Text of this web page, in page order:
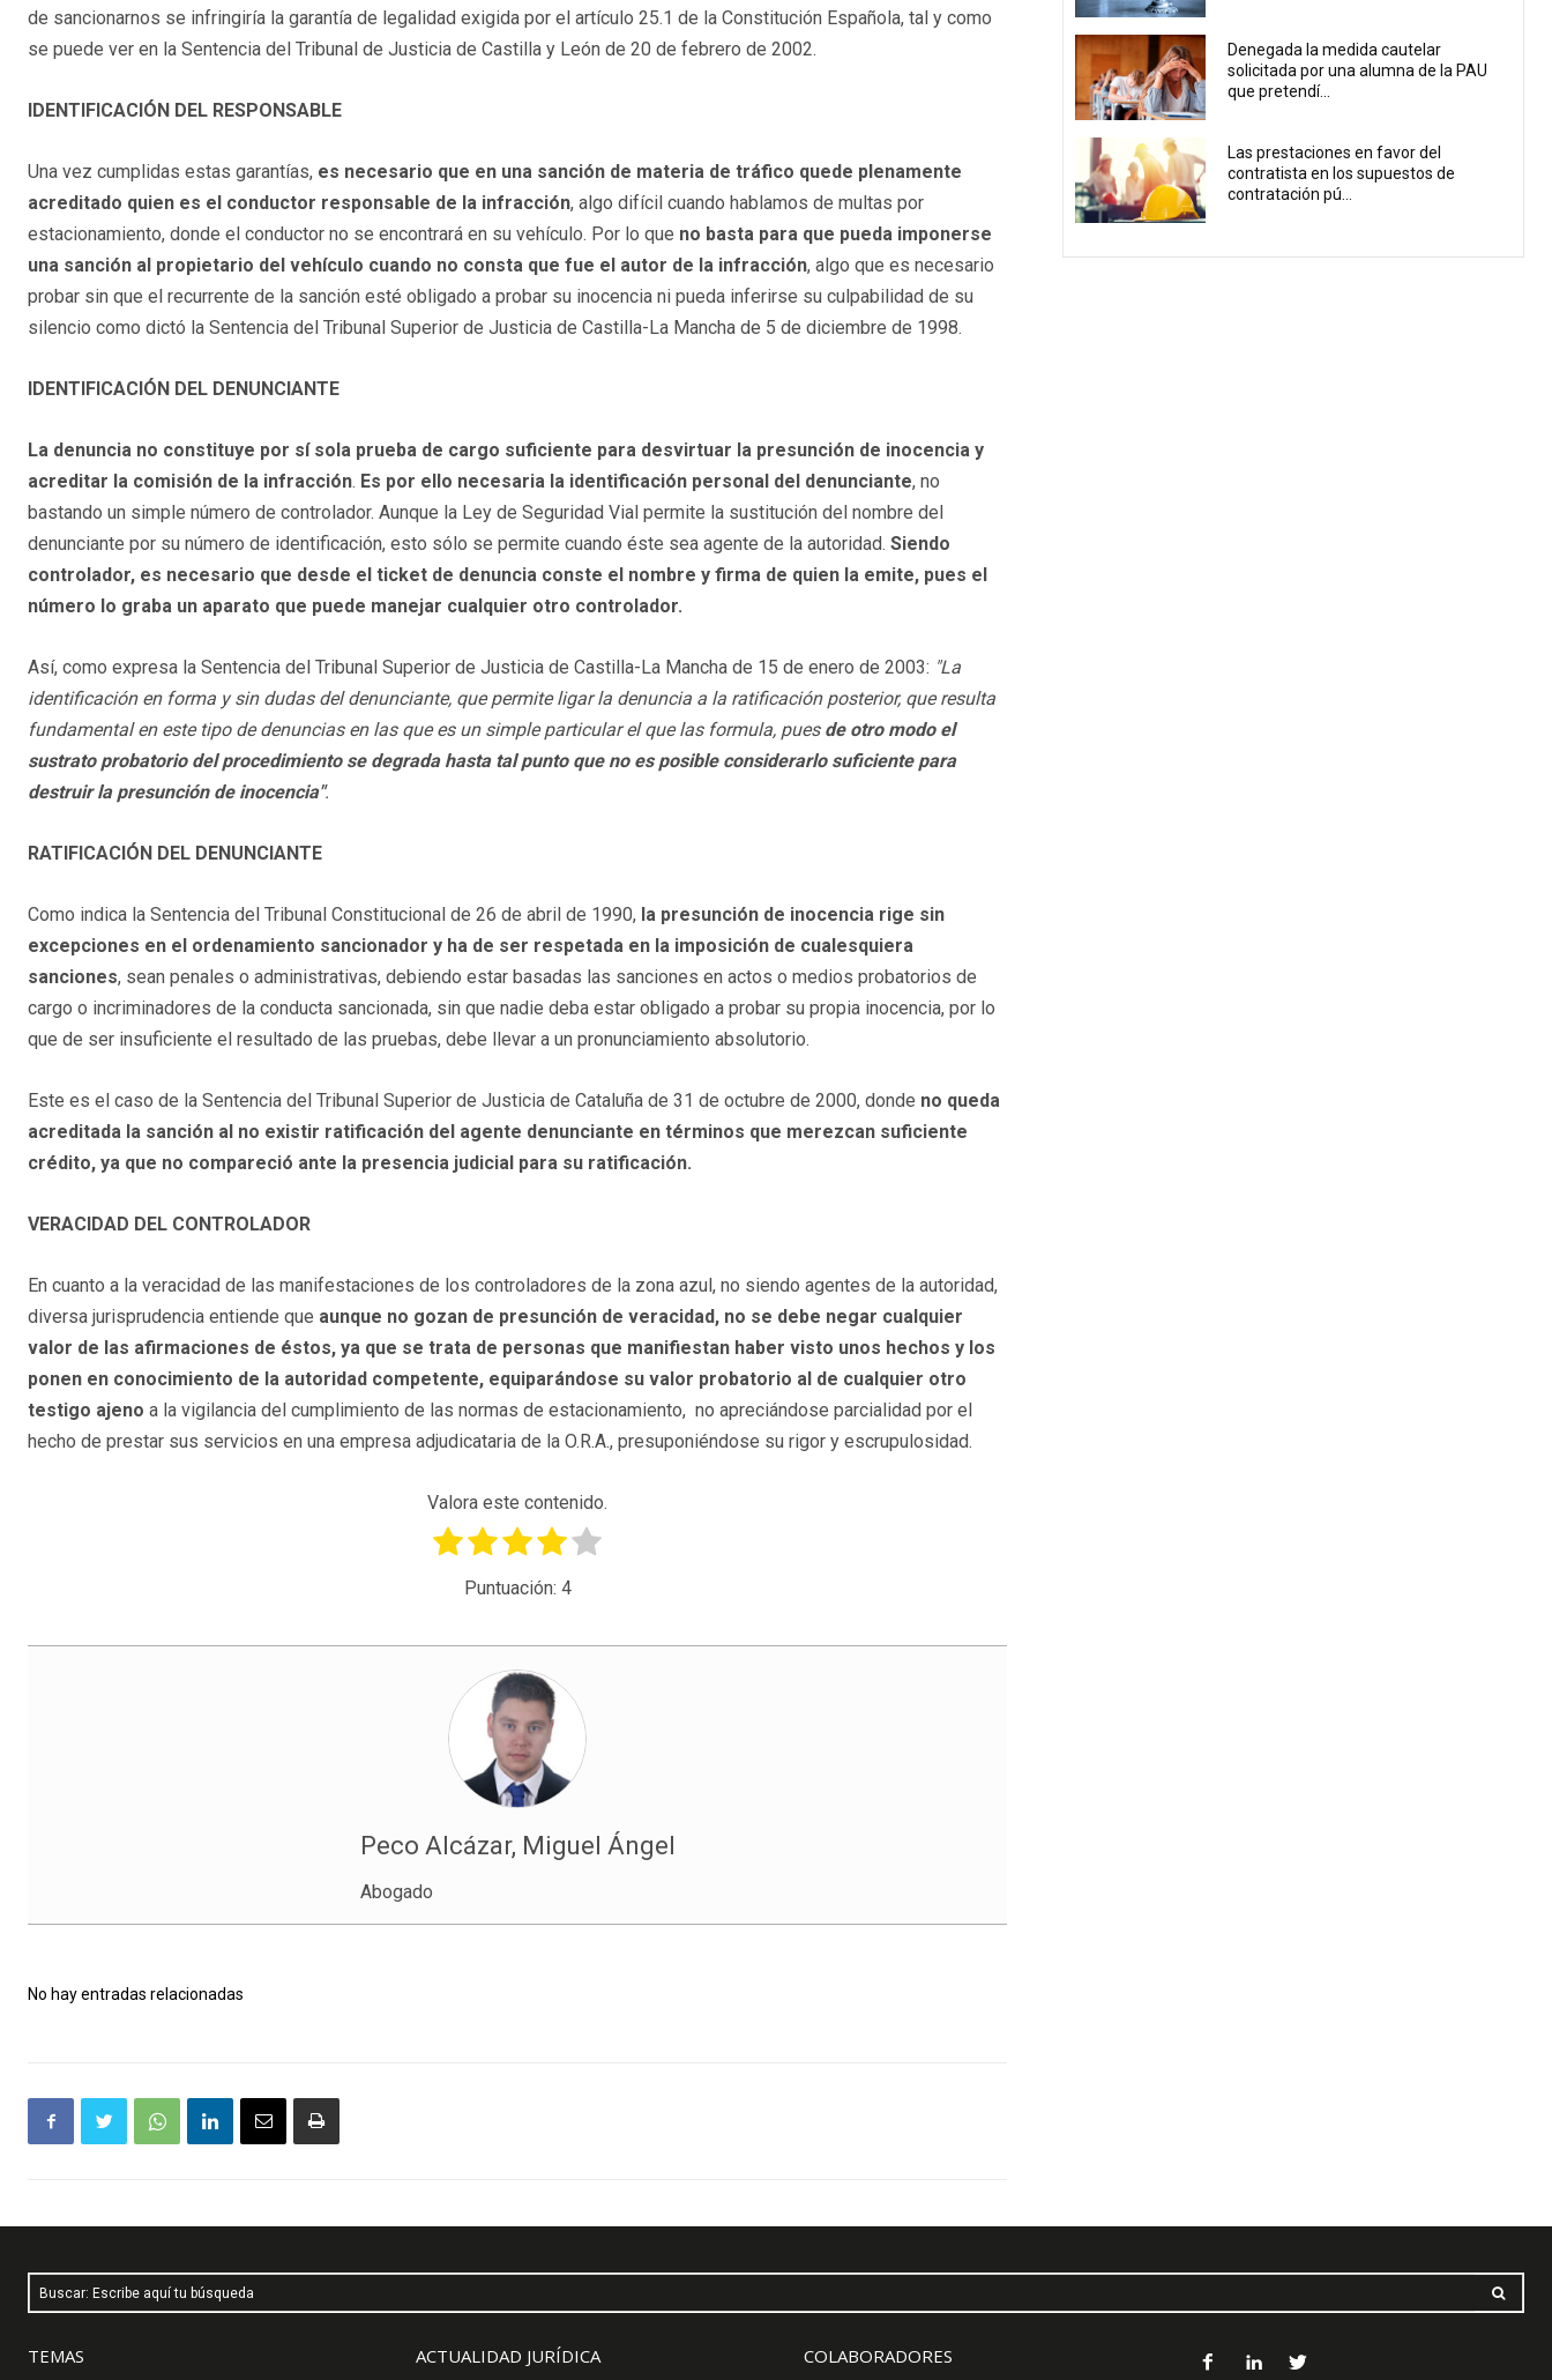
de sancionarnos se infringiría la garantía de legalidad exigida por el artículo 25.1 de la Constitución Española, tal y como
se puede ver en la Sentencia del Tribunal de Justicia de Castilla y León de 20 de febrero de 2002.
IDENTIFICACIÓN DEL RESPONSABLE
Una vez cumplidas estas garantías, es necesario que en una sanción de materia de tráfico quede plenamente
acreditado quien es el conductor responsable de la infracción, algo difícil cuando hablamos de multas por
estacionamiento, donde el conductor no se encontrará en su vehículo. Por lo que no basta para que pueda imponerse
una sanción al propietario del vehículo cuando no consta que fue el autor de la infracción, algo que es necesario
probar sin que el recurrente de la sanción esté obligado a probar su inocencia ni pueda inferirse su culpabilidad de su
silencio como dictó la Sentencia del Tribunal Superior de Justicia de Castilla-La Mancha de 5 de diciembre de 1998.
IDENTIFICACIÓN DEL DENUNCIANTE
La denuncia no constituye por sí sola prueba de cargo suficiente para desvirtuar la presunción de inocencia y
acreditar la comisión de la infracción. Es por ello necesaria la identificación personal del denunciante, no
bastando un simple número de controlador. Aunque la Ley de Seguridad Vial permite la sustitución del nombre del
denunciante por su número de identificación, esto sólo se permite cuando éste sea agente de la autoridad. Siendo
controlador, es necesario que desde el ticket de denuncia conste el nombre y firma de quien la emite, pues el
número lo graba un aparato que puede manejar cualquier otro controlador.
Así, como expresa la Sentencia del Tribunal Superior de Justicia de Castilla-La Mancha de 15 de enero de 2003: "La
identificación en forma y sin dudas del denunciante, que permite ligar la denuncia a la ratificación posterior, que resulta
fundamental en este tipo de denuncias en las que es un simple particular el que las formula, pues de otro modo el
sustrato probatorio del procedimiento se degrada hasta tal punto que no es posible considerarlo suficiente para
destruir la presunción de inocencia".
RATIFICACIÓN DEL DENUNCIANTE
Como indica la Sentencia del Tribunal Constitucional de 26 de abril de 1990, la presunción de inocencia rige sin
excepciones en el ordenamiento sancionador y ha de ser respetada en la imposición de cualesquiera
sanciones, sean penales o administrativas, debiendo estar basadas las sanciones en actos o medios probatorios de
cargo o incriminadores de la conducta sancionada, sin que nadie deba estar obligado a probar su propia inocencia, por lo
que de ser insuficiente el resultado de las pruebas, debe llevar a un pronunciamiento absolutorio.
Este es el caso de la Sentencia del Tribunal Superior de Justicia de Cataluña de 31 de octubre de 2000, donde no queda
acreditada la sanción al no existir ratificación del agente denunciante en términos que merezcan suficiente
crédito, ya que no compareció ante la presencia judicial para su ratificación.
VERACIDAD DEL CONTROLADOR
En cuanto a la veracidad de las manifestaciones de los controladores de la zona azul, no siendo agentes de la autoridad,
diversa jurisprudencia entiende que aunque no gozan de presunción de veracidad, no se debe negar cualquier
valor de las afirmaciones de éstos, ya que se trata de personas que manifiestan haber visto unos hechos y los
ponen en conocimiento de la autoridad competente, equiparándose su valor probatorio al de cualquier otro
testigo ajeno a la vigilancia del cumplimiento de las normas de estacionamiento, no apreciándose parcialidad por el
hecho de prestar sus servicios en una empresa adjudicataria de la O.R.A., presuponiéndose su rigor y escrupulosidad.
Valora este contenido.
Puntuación: 4
Peco Alcázar, Miguel Ángel
Abogado
No hay entradas relacionadas
Denegada la medida cautelar
solicitada por una alumna de la PAU
que pretendí...
Las prestaciones en favor del
contratista en los supuestos de
contratación pú...
Buscar: Escribe aquí tu búsqueda
TEMAS ACTUALIDAD JURÍDICA COLABORADORES